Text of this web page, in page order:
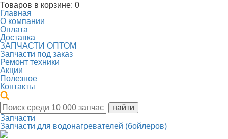
Товаров в корзине: 0
Главная
О компании
Оплата
Доставка
ЗАПЧАСТИ ОПТОМ
Запчасти под заказ
Ремонт техники
Акции
Полезное
Контакты
Запчасти
Запчасти для водонагревателей (бойлеров)